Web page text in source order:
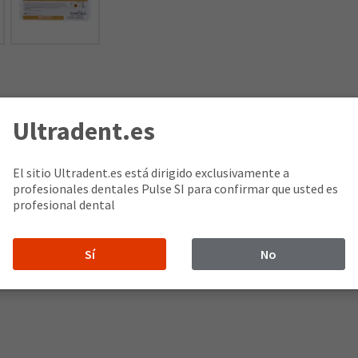
con un 45 % de carga. Es significativamente superior a los
de los materiales de composite. Recomendamos su uso
Composite Wetting Resin puede aplicarse en la
cepillo para mejorar su deslizamiento. Composite Wetting
Ultradent.es
El sitio Ultradent.es está dirigido exclusivamente a
profesionales dentales Pulse SI para confirmar que usted es
profesional dental
Sí No